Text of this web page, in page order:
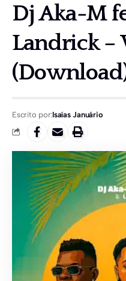
Dj Aka-M
Landrick –
Escrito por:Isaías Januário